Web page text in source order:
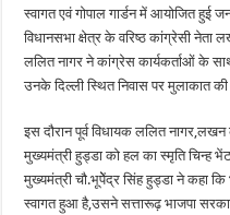
स्वागत एवं गोपाल गार्डन में आयोजित
विधानसभा क्षेत्र के वरिष्ठ कांग्रेसी नेता
ललित नागर ने कांग्रेस कार्यकर्ताओं के
उनके दिल्ली स्थित निवास पर मुलाकात
इस दौरान पूर्व विधायक ललित
मुख्यमंत्री हुड्डा को हल का स्मृति चिन्ह
मुख्यमंत्री चौ.भूपेेंद्र सिंह हुड्डा ने कहा कि
स्वागत हुआ है,उसने सत्तारूढ़ भाजपा